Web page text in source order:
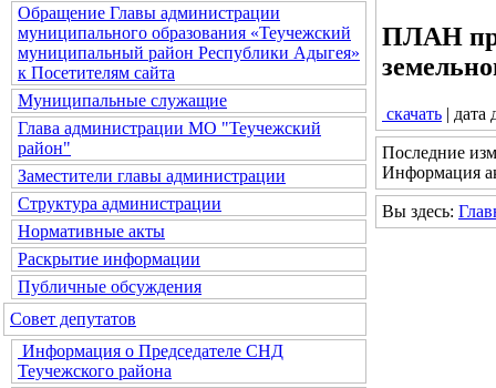
Обращение Главы администрации
муниципального образования «Теучежский
муниципальный район Республики Адыгея»
к Посетителям сайта
Муниципальные служащие
Глава администрации МО "Теучежский
район"
Заместители главы администрации
Структура администрации
Нормативные акты
Раскрытие информации
Публичные обсуждения
Совет депутатов
Информация о Председателе СНД
Теучежского района
ПЛАН
скачать | дата
Последние
Информация
Вы здесь: